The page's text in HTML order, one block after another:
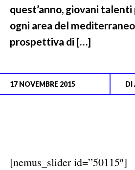
quest’anno, giovani
ogni area del
prospettiva di […]
17 NOVEMBRE 2015 DI
[nemus_slider id=”50115″]